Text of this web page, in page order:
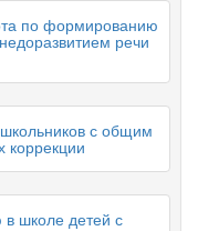
по формированию
речи
с общим
коррекции
в школе детей с